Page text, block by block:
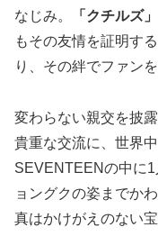
なじみ。
「クチルズ」
もその友情を証明す
り、その絆でファン
変わらない親交を披
貴重な交流に、世界
SEVENTEENの中に
ョングクの姿までか
真はかけがえのない